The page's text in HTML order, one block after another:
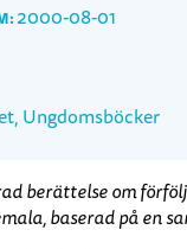
2000-08-01
Ungdomsböcker
berättelse om
baserad på en